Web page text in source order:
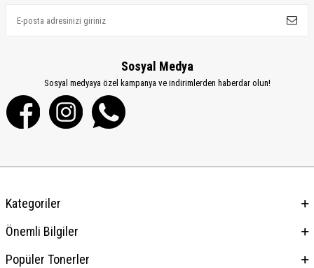
Sosyal Medya
Sosyal medyaya özel kampanya ve indirimlerden haberdar olun!
Kategoriler
Önemli Bilgiler
Popüler Tonerler